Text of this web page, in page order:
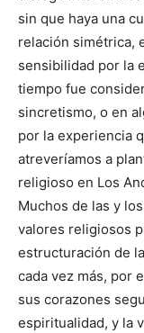
sin que haya una
relación simétrica,
sensibilidad por la
tiempo fue
sincretismo, o en
por la experiencia
atreveríamos a
religioso en Los
Muchos de las y
valores religiosos
estructuración de
cada vez más, por
sus corazones
espiritualidad, y la